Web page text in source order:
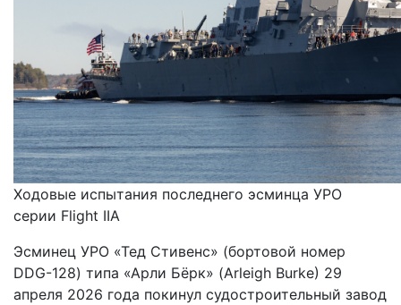
Ходовые испытания последнего эсминца УРО
серии Flight IIA
Эсминец УРО «Тед Стивенс» (бортовой номер
DDG-128) типа «Арли Бёрк» (Arleigh Burke) 29
апреля 2026 года покинул судостроительный завод